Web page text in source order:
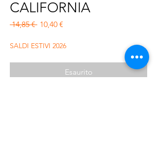
CALIFORNIA
14,85 € Prezzo regolare
10,40 €
SALDI ESTIVI 2026
Esaurito